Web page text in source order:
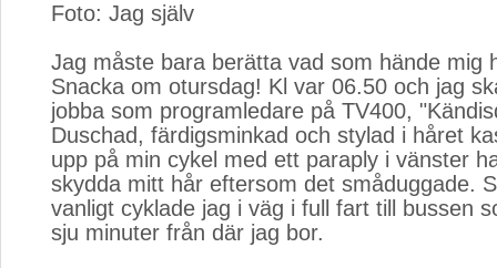
Foto: Jag själv
Jag måste bara berätta vad som hände mig
Snacka om otursdag! Kl var 06.50 och jag
jobba som programledare på TV400,
Duschad, färdigsminkad och stylad i håret
upp på min cykel med ett paraply i vänster
skydda mitt hår eftersom det småduggade.
vanligt cyklade jag i väg i full fart till bussen
sju minuter från där jag bor.